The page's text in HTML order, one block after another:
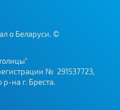
о Беларуси. ©
№ 291537723,
на г. Бреста.